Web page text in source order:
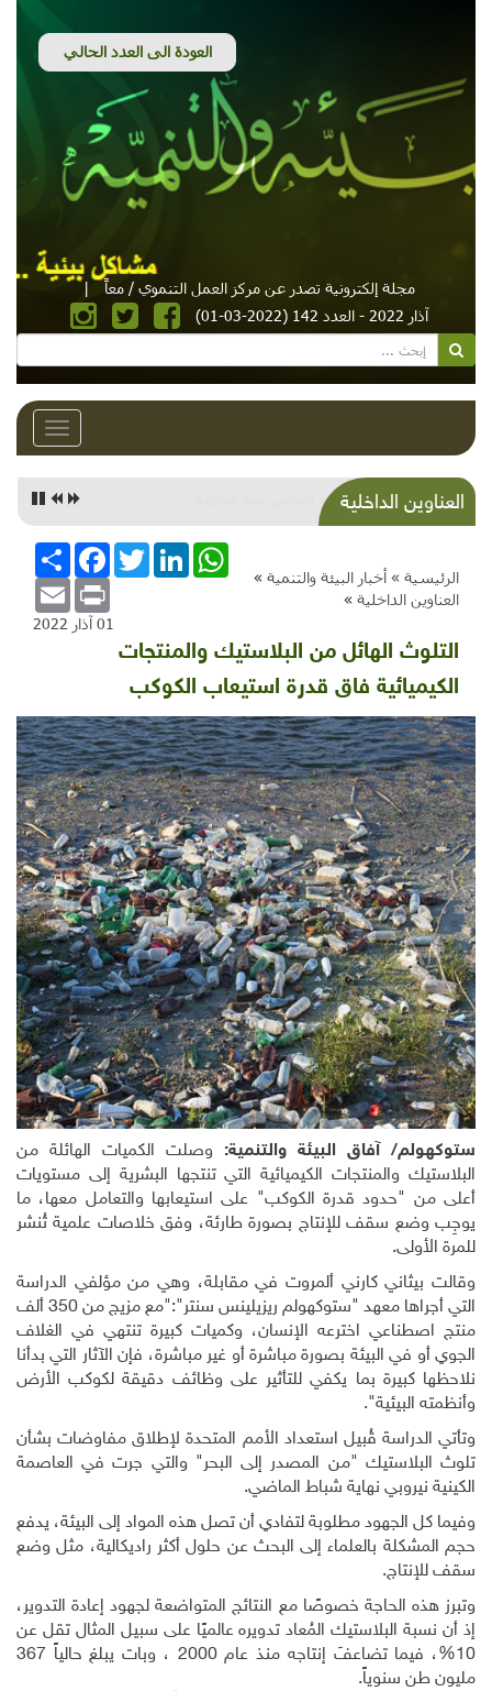
مجلة إلكترونية تصدر عن مركز العمل التنموي / معاً
|
آذار 2022 - العدد 142 (2022-03-01)
Toggle
العناوين الداخليةالاتجاه العالمي نحو الهاوية
الرئيسية » أخبار البيئة والتنمية »
العناوين الداخلية »
انشر
FacebookTwitterLinkedInWhatsApp
Email Print
01 آذار 2022
التلوث الهائل من البلاستيك والمنتجات
الكيميائية فاق قدرة استيعاب الكوكب
ستوكهولم/ آفاق البيئة والتنمية: وصلت الكميات الهائلة من
البلاستيك والمنتجات الكيميائية التي تنتجها البشرية إلى مستويات
أعلى من "حدود قدرة الكوكب" على استيعابها والتعامل معها، ما
يوجِب وضع سقف للإنتاج بصورة طارئة، وفق خلاصات علمية تُنشر
للمرة الأولى.
وقالت بيثاني كارني ألمروت في مقابلة، وهي من مؤلفي الدراسة
التي أجراها معهد "ستوكهولم ريزيلينس سنتر":"مع مزيج من 350 ألف
منتج اصطناعي اخترعه الإنسان، وكميات كبيرة تنتهي في الغلاف
الجوي أو في البيئة بصورة مباشرة أو غير مباشرة، فإن الآثار التي بدأنا
نلاحظها كبيرة بما يكفي للتأثير على وظائف دقيقة لكوكب الأرض
وأنظمته البيئية".
وتأتي الدراسة قُبيل استعداد الأمم المتحدة لإطلاق مفاوضات بشأن
تلوث البلاستيك "من المصدر إلى البحر" والتي جرت في العاصمة
الكينية نيروبي نهاية شباط الماضي.
وفيما كل الجهود مطلوبة لتفادي أن تصل هذه المواد إلى البيئة، يدفع
حجم المشكلة بالعلماء إلى البحث عن حلول أكثر راديكالية، مثل وضع
سقف للإنتاج.
وتبرز هذه الحاجة خصوصًا مع النتائج المتواضعة لجهود إعادة التدوير،
إذ أن نسبة البلاستيك المُعاد تدويره عالميًا على سبيل المثال تقل عن
10%، فيما تضاعفَ إنتاجه منذ عام 2000 ، وبات يبلغ حالياً 367
مليون طن سنوياً.